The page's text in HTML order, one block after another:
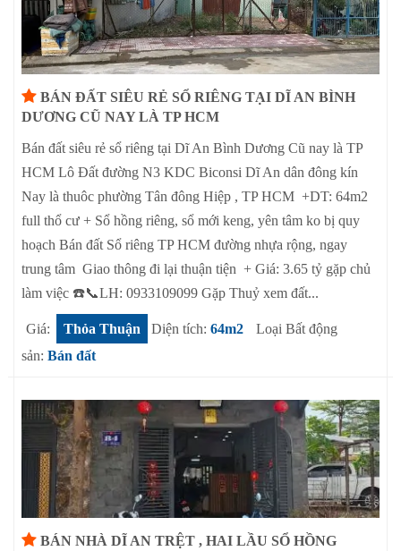
BÁN ĐẤT SIÊU RẺ SỔ RIÊNG TẠI DĨ AN BÌNH
DƯƠNG CŨ NAY LÀ TP HCM
Bán đất siêu rẻ sổ riêng tại Dĩ An Bình Dương Cũ nay là TP
HCM Lô Đất đường N3 KDC Biconsi Dĩ An dân đông kín
Nay là thuôc phường Tân đông Hiệp , TP HCM +DT: 64m2
full thổ cư + Sổ hồng riêng, sổ mới keng, yên tâm ko bị quy
hoạch Bán đất Sổ riêng TP HCM đường nhựa rộng, ngay
trung tâm Giao thông đi lại thuận tiện + Giá: 3.65 tỷ gặp chủ
làm việc ☎️📞LH: 0933109099 Gặp Thuỷ xem đất...
Giá: Thỏa Thuận Diện tích: 64m2
Loại Bất động
sản: Bán đất
BÁN NHÀ DĨ AN TRỆT , HAI LẦU SỔ HỒNG